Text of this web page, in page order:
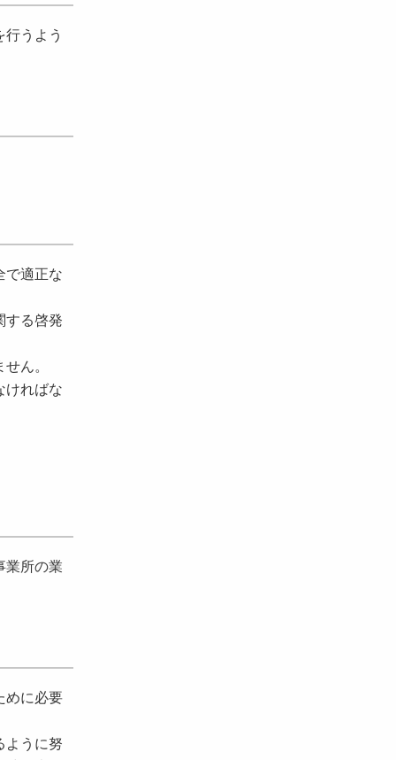
うよう
で適正な
する啓発
ん。
ければな
業所の業
めに必要
ように努